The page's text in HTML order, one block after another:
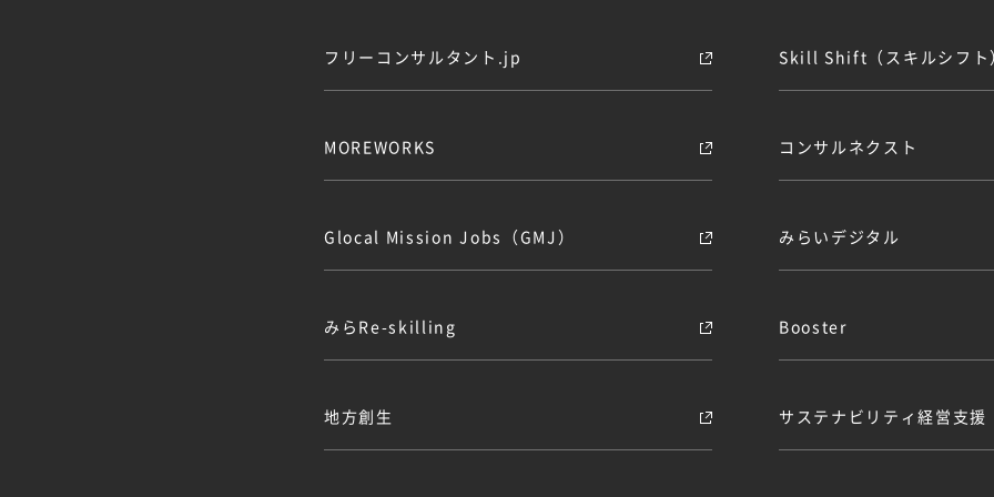
フリーコンサルタント.jp Skill Shift（スキルシフト
MOREWORKS コンサルネクスト
Glocal Mission Jobs（GMJ） みらいデジタル
みらRe-skilling Booster
地方創生 サステナビリティ経営支援